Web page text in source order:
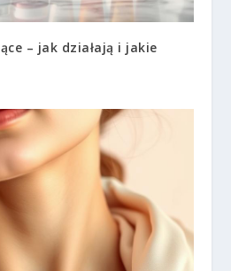
– jak działają i jakie